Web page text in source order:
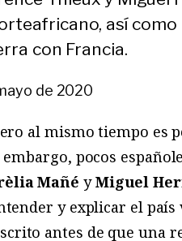
así
con Francia.
de 2020
al mismo tiempo es
pocos
Mañé yMiguel
y explicar el
antes de que una